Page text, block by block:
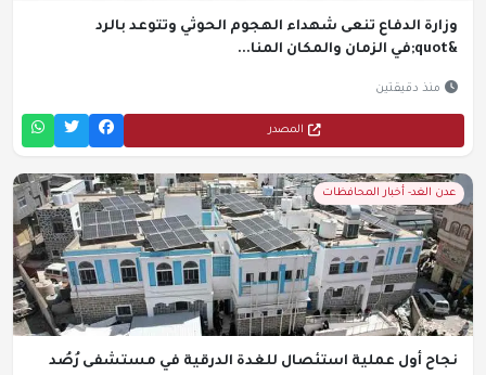
وزارة الدفاع تنعى شهداء الهجوم الحوثي وتتوعد بالرد
&quot;في الزمان والمكان المنا...
منذ دقيقتين
المصدر
عدن الغد- أخبار المحافظات
نجاح أول عملية استئصال للغدة الدرقية في مستشفى رُصُد